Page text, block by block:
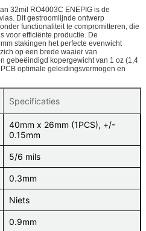
32mil RO4003C ENEPIG is de
Dit gestroomlijnde ontwerp
functionaliteit te compromitteren, die
voor efficiënte productie. De
stakingen het perfecte evenwicht
op een brede waaier van
gebeëindigd kopergewicht van 1 oz (1,4
optimale geleidingsvermogen en
Specificaties
40mm x 26mm (1PCS), +/-
0.15mm
5/6 mils
0.3mm
Niets
0.9mm